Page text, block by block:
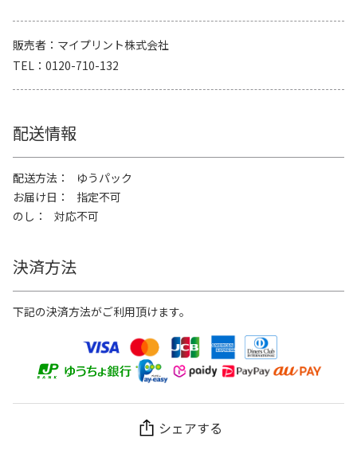
販売者
マイプリント株式会社
TEL
0120-710-132
配送情報
配送方法
ゆうパック
お届け日
指定不可
のし
対応不可
決済方法
下記の決済方法がご利用頂けます。
シェアする